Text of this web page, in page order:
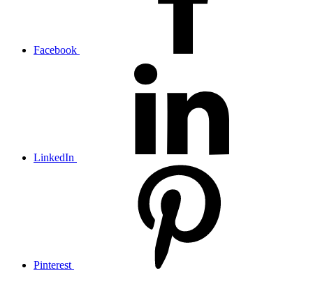
Facebook
LinkedIn
Pinterest